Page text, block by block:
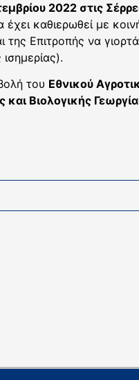
2022 στις
καθιερωθεί με
Επιτροπής να
του Εθνικού
Βιολογικής